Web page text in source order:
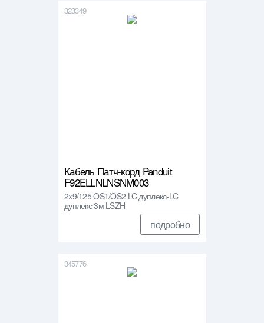
323349
Кабель Патч-корд Panduit
F92ELLNLNSNM003
2x9/125 OS1/OS2 LC дуплекс-LC
дуплекс 3м LSZH
подробно
345776